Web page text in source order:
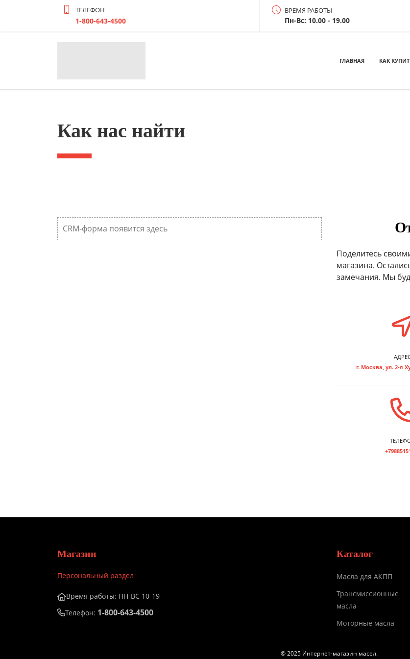
ТЕЛЕФОН
1-800-643-4500
ВРЕМЯ РАБОТЫ
Пн-Вс: 10.00 - 19.00
ГЛАВНАЯ КАК
Как нас найти
CRM-форма появится здесь
Поделитесь
магазина.
замечания. Мы
г. Москва, ул. 2-я
Магазин
Персональный раздел
Время работы: ПН-ВС 10-19
Телефон: 1-800-643-4500
Каталог
Масла для АКПП
Трансмиссионные
масла
Моторные масла
© 2025 Интернет-магазин масел.